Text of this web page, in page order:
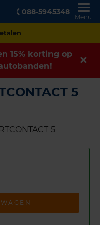
088-5945348
Menu
15% korting op
5